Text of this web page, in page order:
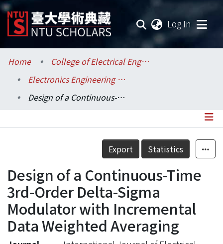
Log In
Communities & Collections
Research Outputs
Statistics
Home
College of Electrical Engineering and Computer Science / 電機資訊學院
Electronics Engineering / 電子工程學研究所
Design of a Continuous-Time 3rd-Order Delta-Sigma Modulator with Incremental Data Weighted Averaging
Details
Export Statistics
Design of a Continuous-Time
3rd-Order Delta-Sigma
Modulator with Incremental
Data Weighted Averaging